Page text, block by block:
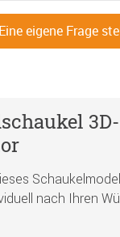
Eine eigene Frage
3D-
nach Ihren